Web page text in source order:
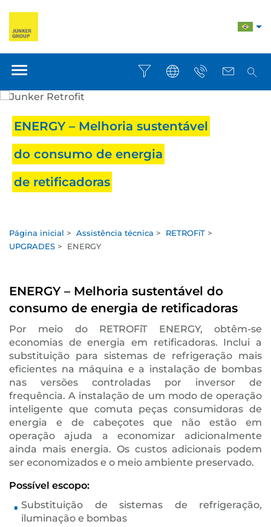
ENERGY – Melhoria sustentável
do consumo de energia
de retificadoras
Página inicial > Assistência técnica > RETROFiT >
UPGRADES > ENERGY
ENERGY – Melhoria sustentável do
consumo de energia de retificadoras
Por meio do RETROFiT ENERGY, obtêm-se
economias de energia em retificadoras. Inclui a
substituição para sistemas de refrigeração mais
eficientes na máquina e a instalação de bombas
nas versões controladas por inversor de
frequência. A instalação de um modo de operação
inteligente que comuta peças consumidoras de
energia e de cabeçotes que não estão em
operação ajuda a economizar adicionalmente
ainda mais energia. Os custos adicionais podem
ser economizados e o meio ambiente preservado.
Possível escopo:
Substituição de sistemas de refrigeração,
iluminação e bombas